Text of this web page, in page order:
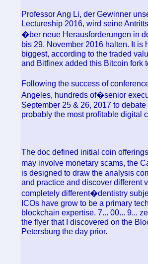
Professor Ang Li, der Gewinner
Lectureship 2016, wird seine
�ber neue Herausforderungen in
bis 29. November 2016 halten. It is
biggest, according to the traded
and Bitfinex added this Bitcoin fork
Following the success of
Angeles, hundreds of�senior
September 25 & 26, 2017 to
probably the most profitable digital
The doc defined initial coin
may involve monetary scams, the
is designed to draw the analysis
and practice and discover different
completely different�dentistry
ICOs have grow to be a primary
blockchain expertise. 7... 00... 9...
the flyer that I discovered on the
Petersburg the day prior.